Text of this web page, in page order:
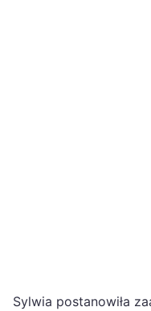
Sylwia postanowiła